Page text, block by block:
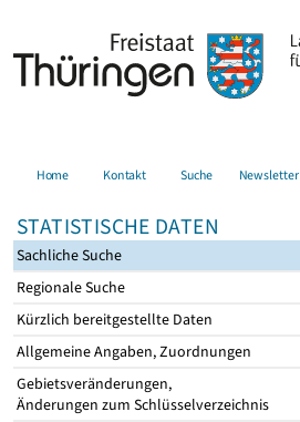
Home Kontakt Suche Newsletter
STATISTISCHE DATEN
Sachliche Suche
Regionale Suche
Kürzlich bereitgestellte Daten
Allgemeine Angaben, Zuordnungen
Gebietsveränderungen,
Änderungen zum Schlüsselverzeichnis